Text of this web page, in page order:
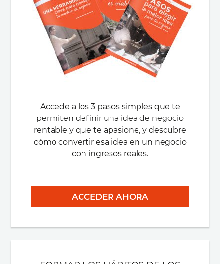
Accede a los 3 pasos simples que te
permiten definir una idea de negocio
rentable y que te apasione, y descubre
cómo convertir esa idea en un negocio
con ingresos reales.
ACCEDER AHORA